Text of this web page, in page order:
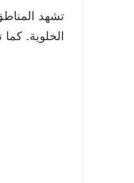
الخلوية.